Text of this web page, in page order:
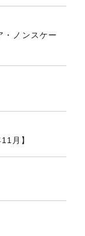
・ノンスケー
月】